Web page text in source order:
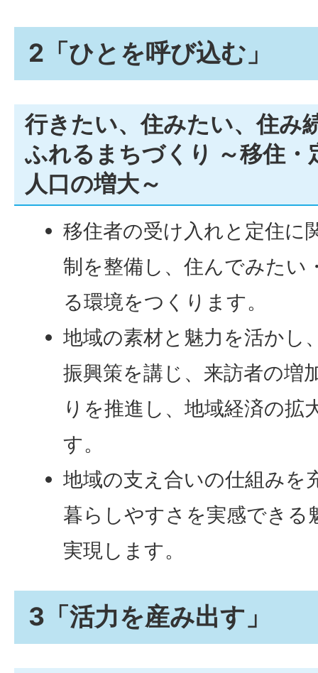
2「ひとを呼び込む」
行きたい、住みたい、住み
ふれるまちづくり ～移住・
人口の増大～
移住者の受け入れと定住に
制を整備し、住んでみたい
る環境をつくります。
地域の素材と魅力を活かし
振興策を講じ、来訪者の増
りを推進し、地域経済の拡
す。
地域の支え合いの仕組みを
暮らしやすさを実感できる
実現します。
3「活力を産み出す」